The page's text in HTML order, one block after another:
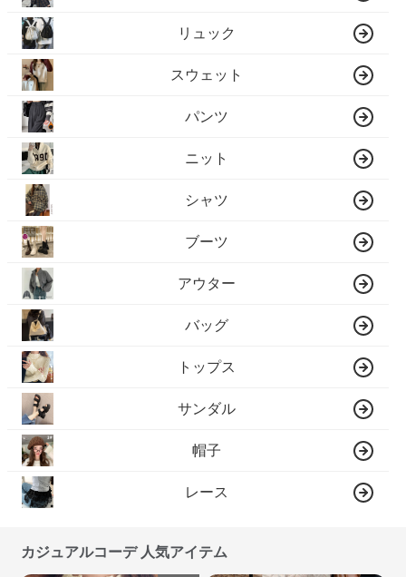
リュック
スウェット
パンツ
ニット
シャツ
ブーツ
アウター
バッグ
トップス
サンダル
帽子
レース
カジュアルコーデ 人気アイテム